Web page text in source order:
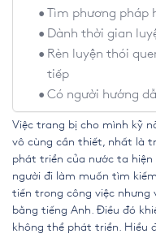
Tìm phương pháp
Dành thời gian
Rèn luyện thói
tiếp
Có người hướng
Việc trang bị cho mình kỹ
vô cùng cần thiết, nhất là
phát triển của nước ta hiện
người đi làm muốn tìm
tiến trong công việc nhưng
bằng tiếng Anh. Điều đó
không thể phát triển. Hiểu